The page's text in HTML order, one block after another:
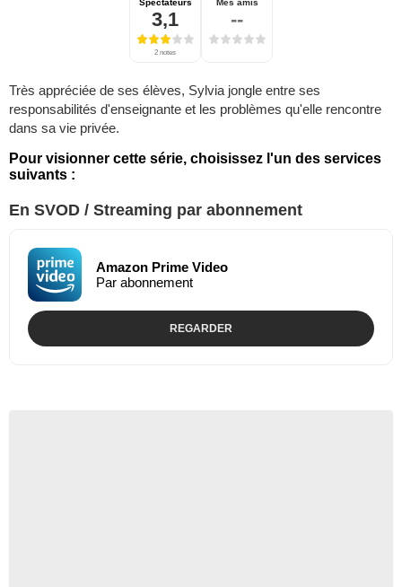
3,1
2 notes
--
Très appréciée de ses élèves, Sylvia jongle entre ses
responsabilités d'enseignante et les problèmes qu'elle rencontre
dans sa vie privée.
Pour visionner cette série, choisissez l'un des services
suivants :
En SVOD / Streaming par abonnement
Amazon Prime Video
Par abonnement
REGARDER